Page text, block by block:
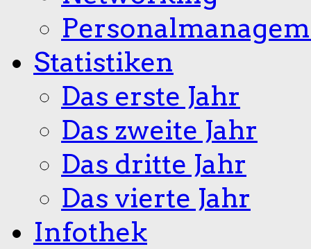
Statistiken
Das erste Jahr
Das zweite Jahr
Das dritte Jahr
Das vierte Jahr
Infothek